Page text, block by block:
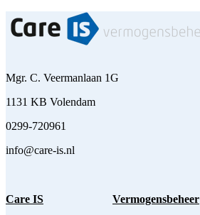
Mgr. C. Veermanlaan 1G
1131 KB Volendam
0299-720961
info@care-is.nl
Care IS Vermogensbeheer